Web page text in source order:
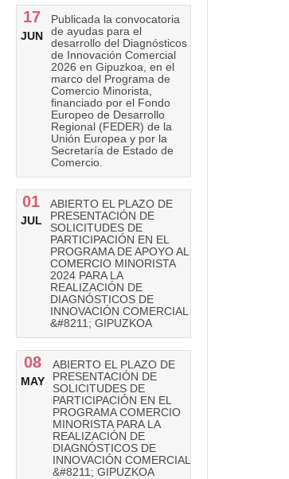
17
JUN
Publicada la convocatoria
de ayudas para el
desarrollo del Diagnósticos
de Innovación Comercial
2026 en Gipuzkoa, en el
marco del Programa de
Comercio Minorista,
financiado por el Fondo
Europeo de Desarrollo
Regional (FEDER) de la
Unión Europea y por la
Secretaría de Estado de
Comercio.
01
JUL
ABIERTO EL PLAZO DE
PRESENTACIÓN DE
SOLICITUDES DE
PARTICIPACIÓN EN EL
PROGRAMA DE APOYO AL
COMERCIO MINORISTA
2024 PARA LA
REALIZACIÓN DE
DIAGNÓSTICOS DE
INNOVACIÓN COMERCIAL
&#8211; GIPUZKOA
08
MAY
ABIERTO EL PLAZO DE
PRESENTACIÓN DE
SOLICITUDES DE
PARTICIPACIÓN EN EL
PROGRAMA COMERCIO
MINORISTA PARA LA
REALIZACIÓN DE
DIAGNÓSTICOS DE
INNOVACIÓN COMERCIAL
&#8211; GIPUZKOA